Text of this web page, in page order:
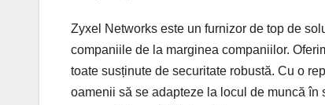
Zyxel Networks este un furnizor de top de
companiile de la marginea companiilor.
toate susținute de securitate robustă. Cu o
oamenii să se adapteze la locul de muncă